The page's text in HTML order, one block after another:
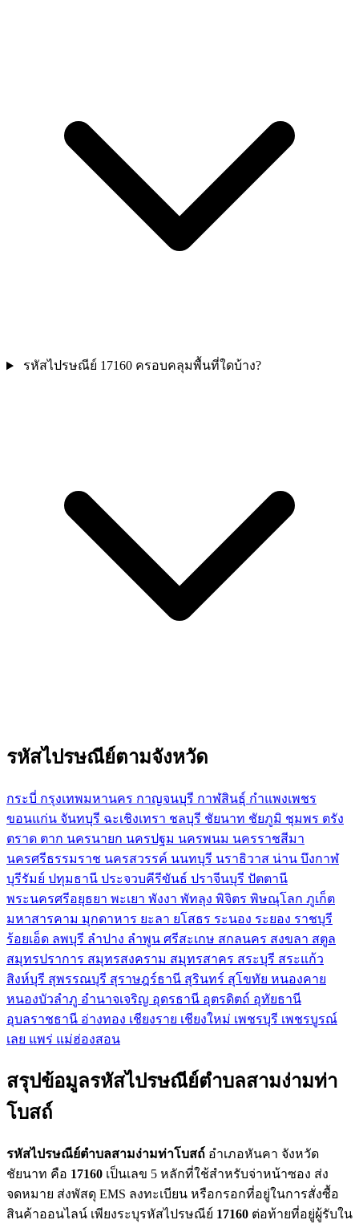
รหัสไปรษณีย์ 17160 ครอบคลุมพื้นที่ใดบ้าง?
รหัสไปรษณีย์ตามจังหวัด
กระบี่ กรุงเทพมหานคร กาญจนบุรี กาฬสินธุ์ กำแพงเพชร
ขอนแก่น จันทบุรี ฉะเชิงเทรา ชลบุรี ชัยนาท ชัยภูมิ ชุมพร ตรัง
ตราด ตาก นครนายก นครปฐม นครพนม นครราชสีมา
นครศรีธรรมราช นครสวรรค์ นนทบุรี นราธิวาส น่าน บึงกาฬ
บุรีรัมย์ ปทุมธานี ประจวบคีรีขันธ์ ปราจีนบุรี ปัตตานี
พระนครศรีอยุธยา พะเยา พังงา พัทลุง พิจิตร พิษณุโลก ภูเก็ต
มหาสารคาม มุกดาหาร ยะลา ยโสธร ระนอง ระยอง ราชบุรี
ร้อยเอ็ด ลพบุรี ลำปาง ลำพูน ศรีสะเกษ สกลนคร สงขลา สตูล
สมุทรปราการ สมุทรสงคราม สมุทรสาคร สระบุรี สระแก้ว
สิงห์บุรี สุพรรณบุรี สุราษฎร์ธานี สุรินทร์ สุโขทัย หนองคาย
หนองบัวลำภู อำนาจเจริญ อุดรธานี อุตรดิตถ์ อุทัยธานี
อุบลราชธานี อ่างทอง เชียงราย เชียงใหม่ เพชรบุรี เพชรบูรณ์
เลย แพร่ แม่ฮ่องสอน
สรุปข้อมูลรหัสไปรษณีย์ตำบลสามง่ามท่า
โบสถ์
รหัสไปรษณีย์ตำบลสามง่ามท่าโบสถ์ อำเภอหันคา จังหวัด
ชัยนาท คือ 17160 เป็นเลข 5 หลักที่ใช้สำหรับจ่าหน้าซอง ส่ง
จดหมาย ส่งพัสดุ EMS ลงทะเบียน หรือกรอกที่อยู่ในการสั่งซื้อ
สินค้าออนไลน์ เพียงระบุรหัสไปรษณีย์ 17160 ต่อท้ายที่อยู่ผู้รับใน